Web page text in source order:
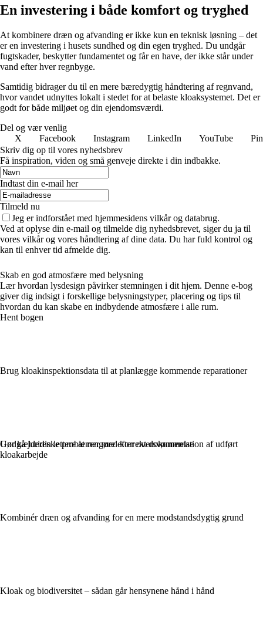
En investering i både komfort og tryghed
At kombinere dræn og afvanding er ikke kun en teknisk løsning – det
er en investering i husets sundhed og din egen tryghed. Du undgår
fugtskader, beskytter fundamentet og får en have, der ikke står under
vand efter hver regnbyge.
Samtidig bidrager du til en mere bæredygtig håndtering af regnvand,
hvor vandet udnyttes lokalt i stedet for at belaste kloaksystemet. Det er
godt for både miljøet og din ejendomsværdi.
Del og vær venlig
X
Facebook Instagram LinkedIn YouTube
Skriv dig op til vores nyhedsbrev
Få inspiration, viden og små genveje direkte i din indbakke.
Indtast din e-mail her
Tilmeld nu
Jeg er indforstået med hjemmesidens vilkår og databrug.
Ved at oplyse din e-mail og tilmelde dig nyhedsbrevet, siger du ja til
vores vilkår og vores håndtering af dine data. Du har fuld kontrol og
kan til enhver tid afmelde dig.
Skab en god atmosfære med belysning
Lær hvordan lysdesign påvirker stemningen i dit hjem. Denne e-bog
giver dig indsigt i forskellige belysningstyper, placering og tips til
hvordan du kan skabe en indbydende atmosfære i alle rum.
Hent bogen
Brug kloakinspektionsdata til at planlægge kommende reparationer
Gør kælderen lettere at rengøre efter oversvømmelse
Kombinér dræn og afvanding for en mere modstandsdygtig grund
Kloak og biodiversitet – sådan går hensynene hånd i hånd
Undgå juridiske problemer med korrekt dokumentation af udført
kloakarbejde